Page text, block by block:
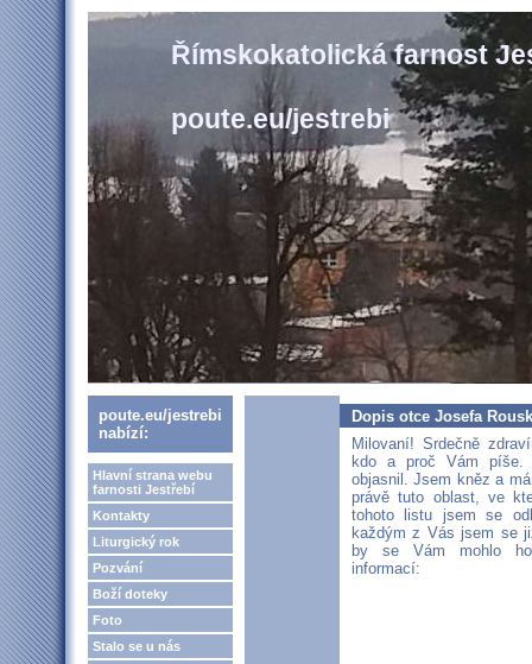
Římskokatolická farnost
poute.eu/jestrebi
poute.eu/jestrebi
nabízí:
Hlavní strana webu
farnosti Jestřebí
Kontakty
Liturgický rok
Pozvání
Boží doteky
Foto
Stalo se u nás
Dopis otce Josefa
Milovaní! Srdečně
kdo a proč Vám píše.
objasnil. Jsem kněz a
právě tuto oblast, ve
tohoto listu jsem se
každým z Vás jsem se
by se Vám mohlo
informací: